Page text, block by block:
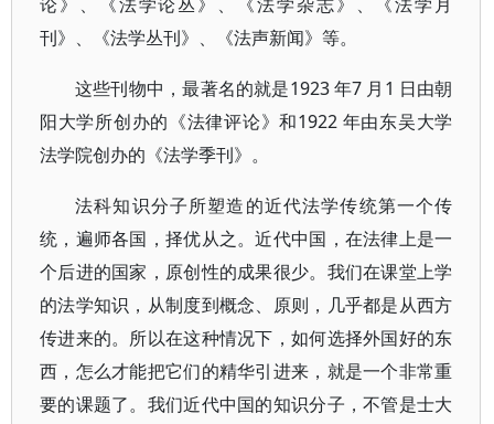
刊》、《法学丛刊》、《法声新闻》等。
这些刊物中，最著名的就是1923 年7 月1 日由朝
阳大学所创办的《法律评论》和1922 年由东吴大学
法学院创办的《法学季刊》。
法科知识分子所塑造的近代法学传统第一个传
统，遍师各国，择优从之。近代中国，在法律上是一
个后进的国家，原创性的成果很少。我们在课堂上学
的法学知识，从制度到概念、原则，几乎都是从西方
传进来的。所以在这种情况下，如何选择外国好的东
西，怎么才能把它们的精华引进来，就是一个非常重
要的课题了。我们近代中国的知识分子，不管是士大